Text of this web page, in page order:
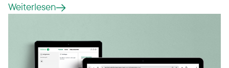
Weiterlesen